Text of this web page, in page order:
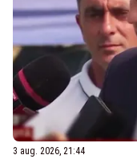
3 aug. 2026, 21:44